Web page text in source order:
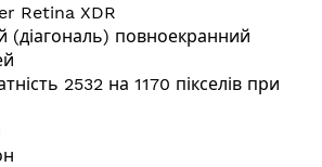
Retina XDR
(діагональ) повноекранний
2532 на 1170 пікселів при